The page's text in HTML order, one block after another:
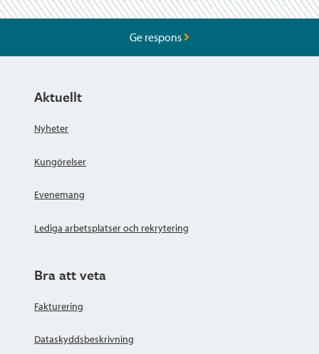
Ge respons
Aktuellt
Nyheter
Kungörelser
Evenemang
Lediga arbetsplatser och rekrytering
Bra att veta
Fakturering
Dataskyddsbeskrivning